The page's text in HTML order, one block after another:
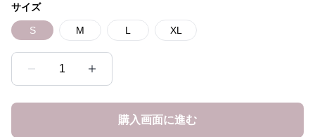
サイズ
S M L XL
1
購入画面に進む